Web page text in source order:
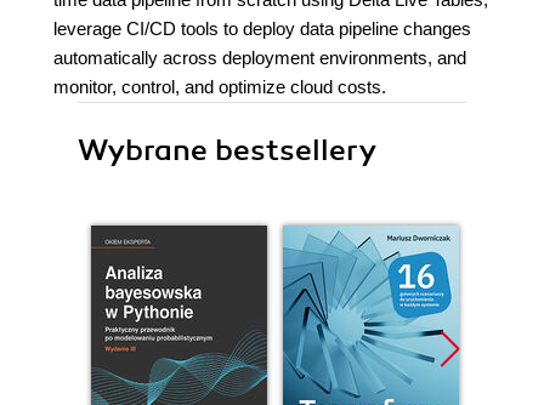
leverage CI/CD tools to deploy data pipeline changes
automatically across deployment environments, and
monitor, control, and optimize cloud costs.
Wybrane bestsellery